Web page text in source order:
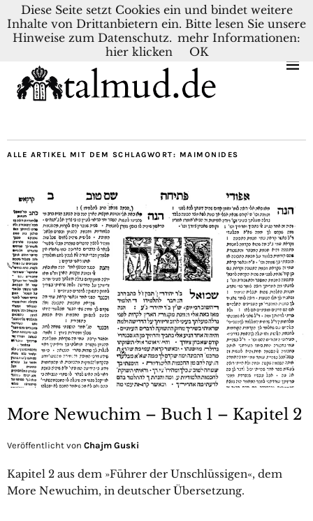
KONTAKT BLOG DEUTSCH NEDERLANDS
ALLE ARTIKEL MIT DEM SCHLAGWORT: MAIMONIDES
More Newuchim – Buch 1 – Kapitel 2
Veröffentlicht von Chajm Guski
Kapitel 2 aus dem »Führer der Unschlüssigen«, dem
More Newuchim, in deutscher Übersetzung.
Diese Seite setzt Cookies ein und bindet weitere
Inhalte von Drittanbietern ein. Bitte lesen Sie unsere
Hinweise zum Datenschutz. mehr Informationen:
hier klicken
OK